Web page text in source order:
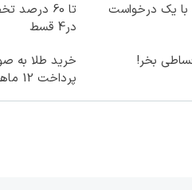
یک درخواست
در4 قسط
بخر!
خرید طلا به
پرداخت 12 ماهه )